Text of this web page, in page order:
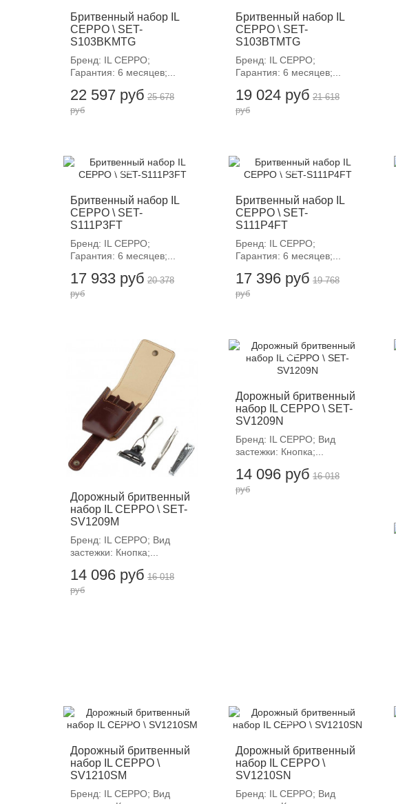
Бритвенный набор IL
CEPPO \ SET-
S103BKMTG
Бренд: IL CEPPO;
Гарантия: 6 месяцев;...
22 597 руб 25 678
руб
Бритвенный набор IL
CEPPO \ SET-
S103BTMTG
Бренд: IL CEPPO;
Гарантия: 6 месяцев;...
19 024 руб 21 618
руб
Бритвенный набор IL
CEPPO \ SET-
S111P3FT
Бренд: IL CEPPO;
Гарантия: 6 месяцев;...
17 933 руб
-12%
20 378
руб
Бритвенный набор IL
CEPPO \ SET-
S111P4FT
Бренд: IL CEPPO;
Гарантия: 6 месяцев;...
17 396 руб
-12%
19 768
руб
Дорожный бритвенный
набор IL CEPPO \ SET-
SV1209M
Бренд: IL CEPPO; Вид
застежки: Кнопка;...
14 096 руб 16 018
руб
Дорожный бритвенный
набор IL CEPPO \ SET-
SV1209N
Бренд: IL CEPPO; Вид
застежки: Кнопка;...
14 096 руб
-12%
16 018
руб
Дорожный бритвенный
набор IL CEPPO \
SV1210SM
Бренд: IL CEPPO; Вид
-12%
Дорожный бритвенный
набор IL CEPPO \
SV1210SN
Бренд: IL CEPPO; Вид
-12%